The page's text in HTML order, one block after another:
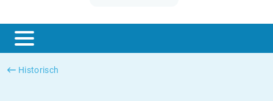
Historisch
ESTER
SONIA
Deutsche inflation
Europäische inflation
Historische SOFR-Sätze
Historische SONIA-Sätze